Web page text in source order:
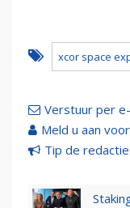
xcor space
Verstuur per
Meld u aan
Tip de redactie